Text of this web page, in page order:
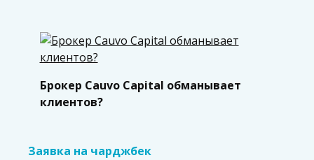
Брокер Cauvo Capital обманывает
клиентов?
Заявка на чарджбек